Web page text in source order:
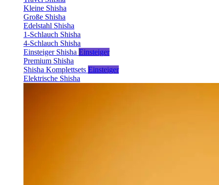
Kleine Shisha
Große Shisha
Edelstahl Shisha
1-Schlauch Shisha
4-Schlauch Shisha
Einsteiger Shisha Einsteiger
Premium Shisha
Shisha Komplettsets Einsteiger
Elektrische Shisha